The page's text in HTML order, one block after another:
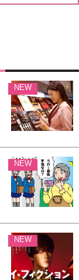
NEW
NEW
NEW